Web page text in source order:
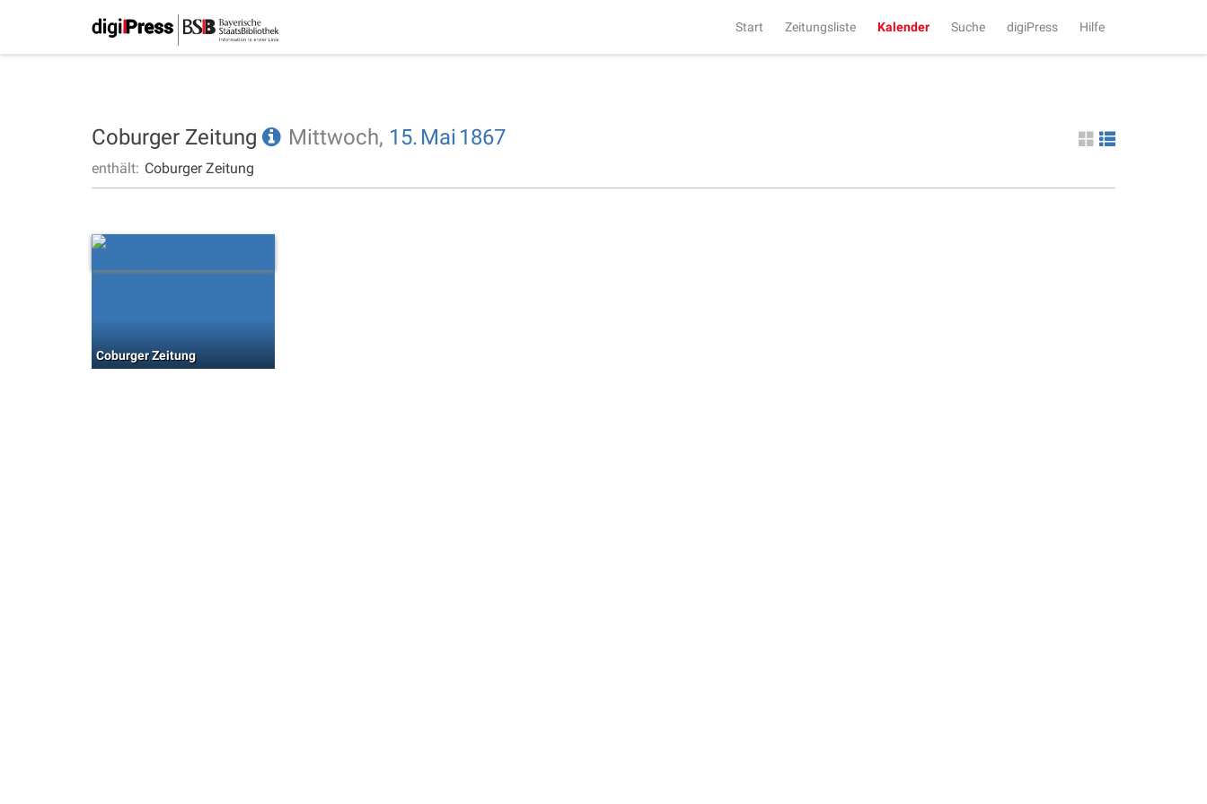
Start Zeitungsliste Kalender Suche digiPress Hilfe
Coburger Zeitung Mittwoch, 15. Mai 1867
enthält: Coburger Zeitung
Coburger Zeitung